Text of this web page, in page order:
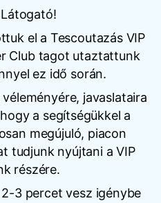
el a Tescoutazás VIP
Club tagot utaztattunk
ez idő során.
javaslataira
a segítségükkel a
megújuló, piacon
tudjunk nyújtani a VIP
részére.
3 percet vesz igénybe